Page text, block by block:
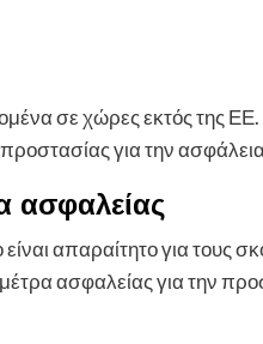
σε χώρες εκτός της ΕΕ.
για την
ασφαλείας
απαραίτητο για τους
ασφαλείας για την